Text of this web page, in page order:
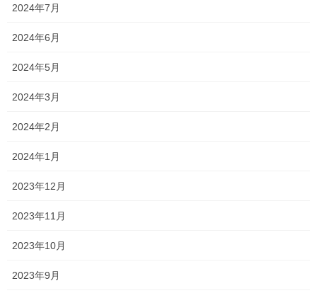
2024年7月
2024年6月
2024年5月
2024年3月
2024年2月
2024年1月
2023年12月
2023年11月
2023年10月
2023年9月